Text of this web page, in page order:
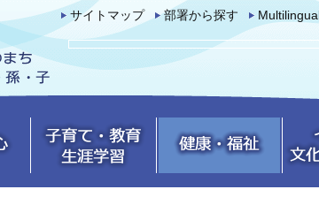
サイトマップ 部署から探す Multilingual